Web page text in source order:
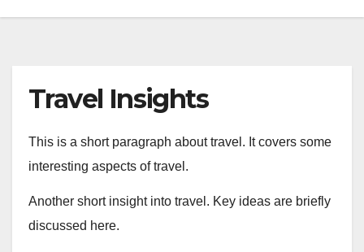
Travel Insights
This is a short paragraph about travel. It covers some
interesting aspects of travel.
Another short insight into travel. Key ideas are briefly
discussed here.